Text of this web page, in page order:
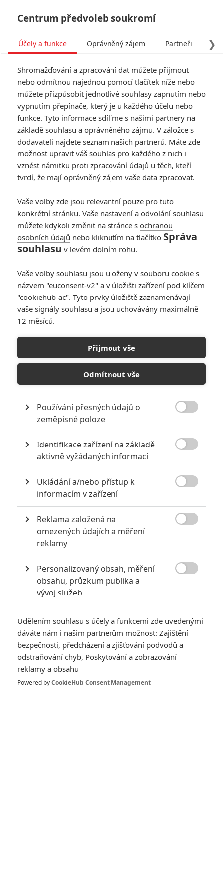
Deadpool 3 se chystá
rozmáchnout napříč
multiverzem
Napsal:Petr Slavík - (Anarvin), 11.11.2022 19:59
PŘIDAT NOVÝ KOMENTÁŘ
Pro psaní komentářů, se přihlašte.
RECENZE FILMŮ
10
Recenze: Zcela výjimečná Gerta
Schnirch nebarví hnus českých dějin
narůžovo
5
Recenze: Záhada strašidelného
8 Recenze: Občanská válka
6
Recenze: Godzilla x Kong: Nové
impérium
8 Recenze: Opičí muž
POSLEDNÍ KOMENTOVANÉ
ČLÁNEK | 01.08.2026 16:40
Marvel nečekaně zrušil již schválené pokračování
拆彈專家
1 ČLÁNEK | 30.07.2026 20:14
Děti krve a kostí: Regulérní trailer představuje akční fantasy
dobrodružství s vůní Afriky
Spider-Man: Zbrusu nový den – Podle recenzí máme čekat
Centrum předvoleb soukromí
❯
Účely a funkce Oprávněný zájem Partneři
Shromažďování a zpracování dat můžete přijmout
nebo odmítnou najednou pomocí tlačítek níže nebo
můžete přizpůsobit jednotlivé souhlasy zapnutím nebo
vypnutím přepínače, který je u každého účelu nebo
funkce. Tyto informace sdílíme s našimi partnery na
základě souhlasu a oprávněného zájmu. V záložce s
dodavateli najdete seznam našich partnerů. Máte zde
možnost upravit váš souhlas pro každého z nich i
vznést námitku proti zpracování údajů u těch, kteří
tvrdí, že mají oprávněný zájem vaše data zpracovat.
Vaše volby zde jsou relevantní pouze pro tuto
konkrétní stránku. Vaše nastavení a odvolání souhlasu
můžete kdykoli změnit na stránce s ochranou
osobních údajů nebo kliknutím na tlačítko Správa
souhlasu v levém dolním rohu.
Vaše volby souhlasu jsou uloženy v souboru cookie s
názvem "euconsent-v2" a v úložišti zařízení pod klíčem
"cookiehub-ac". Tyto prvky úložiště zaznamenávají
vaše signály souhlasu a jsou uchovávány maximálně
12 měsíců.
Přijmout vše
Odmítnout vše
Používání přesných údajů o
zeměpisné poloze
Identifikace zařízení na základě
aktivně vyžádaných informací
Ukládání a/nebo přístup k
informacím v zařízení
Reklama založená na
omezených údajích a měření
reklamy
Personalizovaný obsah, měření
obsahu, průzkum publika a
vývoj služeb
Udělením souhlasu s účely a funkcemi zde uvedenými
dáváte nám i našim partnerům možnost: Zajištění
bezpečnosti, předcházení a zjišťování podvodů a
odstraňování chyb, Poskytování a zobrazování
reklamy a obsahu
Powered byCookieHub Consent Management